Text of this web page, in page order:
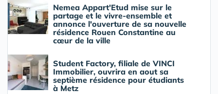
Nemea Appart'Etud mise sur le
partage et le vivre-ensemble et
annonce l'ouverture de sa nouvelle
résidence Rouen Constantine au
cœur de la ville
Student Factory, filiale de VINCI
Immobilier, ouvrira en aout sa
septième résidence pour étudiants
à Metz